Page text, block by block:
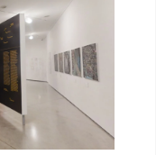
CYRELA